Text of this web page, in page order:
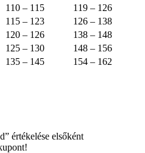
110 – 115
119 – 126
115 – 123
126 – 138
120 – 126
138 – 148
125 – 130
148 – 156
135 – 145 154 – 162
értékelése elsőként